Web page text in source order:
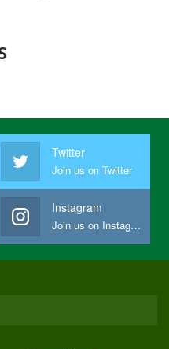
Twitter
Join us on Twitter
Instagram
Join us on Instagram